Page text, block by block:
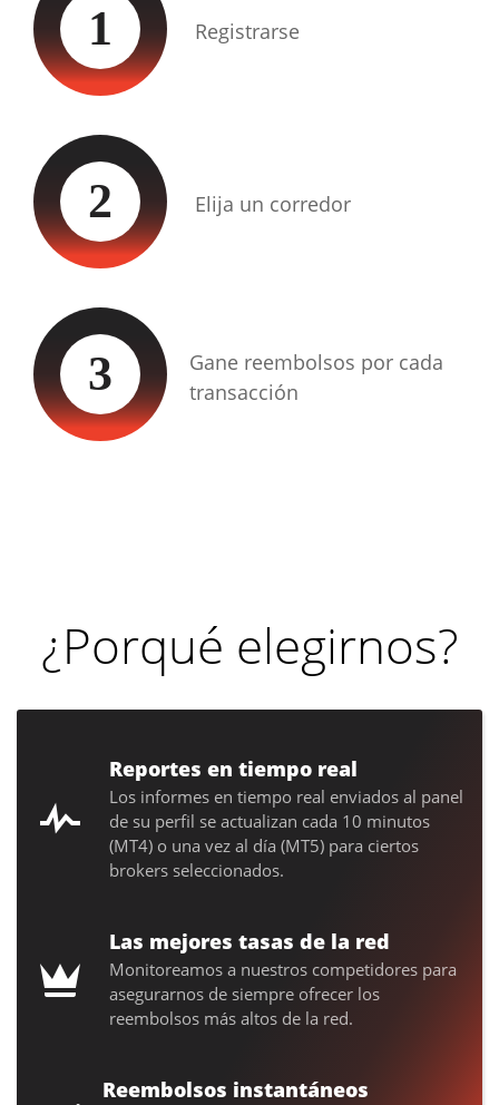
1 Registrarse
2 Elija un corredor
3
Gane reembolsos por cada
transacción
¿Porqué elegirnos?
Reportes en tiempo real
Los informes en tiempo real enviados al panel
de su perfil se actualizan cada 10 minutos
(MT4) o una vez al día (MT5) para ciertos
brokers seleccionados.
Las mejores tasas de la red
Monitoreamos a nuestros competidores para
asegurarnos de siempre ofrecer los
reembolsos más altos de la red.
Reembolsos instantáneos